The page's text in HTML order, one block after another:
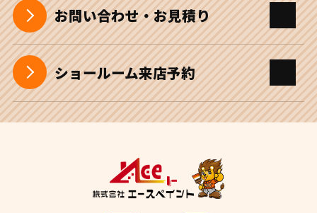
お問い合わせ・お見積り
ショールーム来店予約